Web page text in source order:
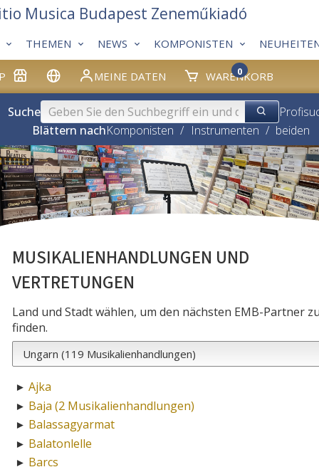
MEINE DATEN WARENKORB
0
THEMEN NEWS KOMPONISTEN
Musica Budapest Zeneműkiadó
Suche
Blättern nachKomponisten / Instrumenten / beiden
MUSIKALIENHANDLUNGEN UND
VERTRETUNGEN
Land und Stadt wählen, um den nächsten EMB-Partner
finden.
► Ajka
► Baja (2 Musikalienhandlungen)
► Balassagyarmat
► Balatonlelle
► Barcs